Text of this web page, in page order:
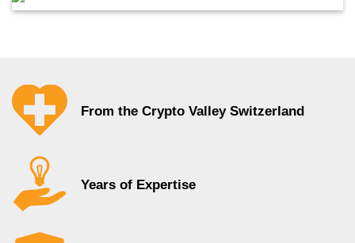
From the Crypto Valley Switzerland
Years of Expertise